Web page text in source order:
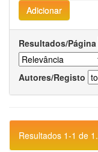
Resultados/Página
Autores/Registo
Resultados 1-1 de 1.